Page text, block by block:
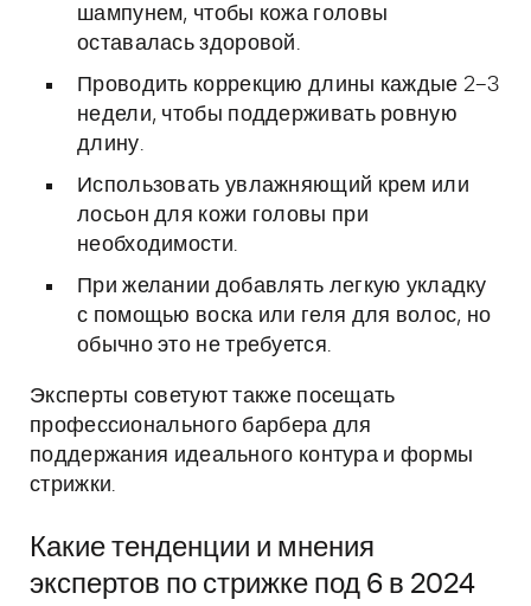
шампунем, чтобы кожа головы
оставалась здоровой.
Проводить коррекцию длины каждые 2–3
недели, чтобы поддерживать ровную
длину.
Использовать увлажняющий крем или
лосьон для кожи головы при
необходимости.
При желании добавлять легкую укладку
с помощью воска или геля для волос, но
обычно это не требуется.
Эксперты советуют также посещать
профессионального барбера для
поддержания идеального контура и формы
стрижки.
Какие тенденции и мнения
экспертов по стрижке под 6 в 2024